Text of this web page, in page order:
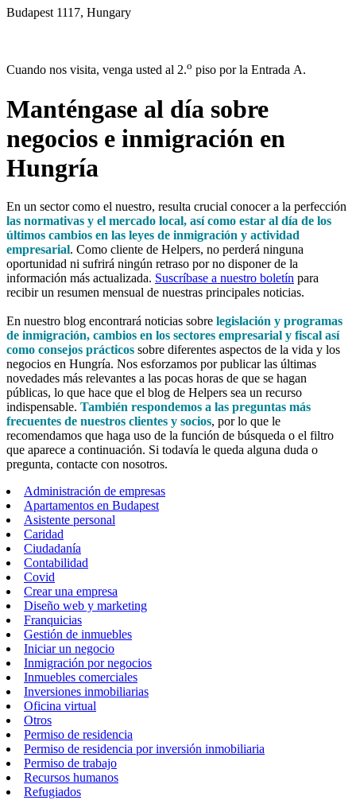
Budapest 1117, Hungary
Cuando nos visita, venga usted al 2.o piso por la Entrada A.
Manténgase al día sobre
negocios e inmigración en
Hungría
En un sector como el nuestro, resulta crucial conocer a la perfección
las normativas y el mercado local, así como estar al día de los
últimos cambios en las leyes de inmigración y actividad
empresarial. Como cliente de Helpers, no perderá ninguna
oportunidad ni sufrirá ningún retraso por no disponer de la
información más actualizada. Suscríbase a nuestro boletín para
recibir un resumen mensual de nuestras principales noticias.
En nuestro blog encontrará noticias sobre legislación y programas
de inmigración, cambios en los sectores empresarial y fiscal así
como consejos prácticos sobre diferentes aspectos de la vida y los
negocios en Hungría. Nos esforzamos por publicar las últimas
novedades más relevantes a las pocas horas de que se hagan
públicas, lo que hace que el blog de Helpers sea un recurso
indispensable. También respondemos a las preguntas más
frecuentes de nuestros clientes y socios, por lo que le
recomendamos que haga uso de la función de búsqueda o el filtro
que aparece a continuación. Si todavía le queda alguna duda o
pregunta, contacte con nosotros.
Administración de empresas
Apartamentos en Budapest
Asistente personal
Caridad
Ciudadanía
Contabilidad
Covid
Crear una empresa
Diseño web y marketing
Franquicias
Gestión de inmuebles
Iniciar un negocio
Inmigración por negocios
Inmuebles comerciales
Inversiones inmobiliarias
Oficina virtual
Otros
Permiso de residencia
Permiso de residencia por inversión inmobiliaria
Permiso de trabajo
Recursos humanos
Refugiados